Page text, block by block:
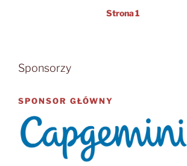
Strona1
Sponsorzy
SPONSOR GŁÓWNY